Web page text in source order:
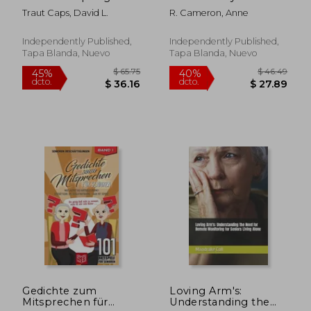
45%
dcto. $ 30.15
40%
Home Environment
For All Generations
Traut Caps, David L.
Independently Published,
Tapa Blanda, Nuevo
Gose On In The Mind
Of An Angry And
Inglés)
R. Cameron, Anne
Independently Published,
Tapa Blanda, Nuevo
Gedichte zum
Mitsprechen für
Loving Arm's:
Understanding the